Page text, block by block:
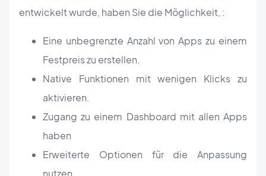
entwickelt wurde, haben Sie die Möglichkeit, :
Eine unbegrenzte Anzahl von Apps zu einem
Festpreis zu erstellen.
Native Funktionen mit wenigen Klicks zu
aktivieren.
Zugang zu einem Dashboard mit allen Apps
haben
Erweiterte Optionen für die Anpassung
nutzen.